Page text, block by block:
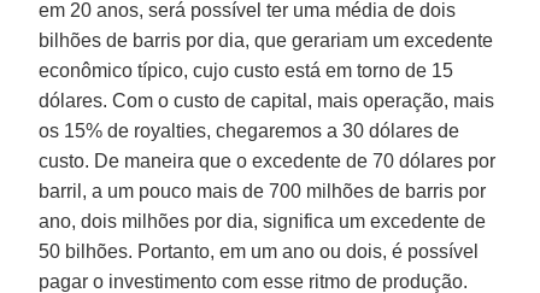
em 20 anos, será possível ter uma média de dois
bilhões de barris por dia, que gerariam um excedente
econômico típico, cujo custo está em torno de 15
dólares. Com o custo de capital, mais operação, mais
os 15% de royalties, chegaremos a 30 dólares de
custo. De maneira que o excedente de 70 dólares por
barril, a um pouco mais de 700 milhões de barris por
ano, dois milhões por dia, significa um excedente de
50 bilhões. Portanto, em um ano ou dois, é possível
pagar o investimento com esse ritmo de produção.